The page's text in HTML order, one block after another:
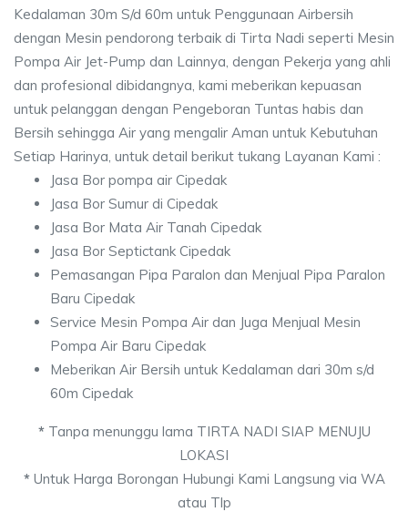
Kedalaman 30m S/d 60m untuk Penggunaan Airbersih
dengan Mesin pendorong terbaik di Tirta Nadi seperti Mesin
Pompa Air Jet-Pump dan Lainnya, dengan Pekerja yang ahli
dan profesional dibidangnya, kami meberikan kepuasan
untuk pelanggan dengan Pengeboran Tuntas habis dan
Bersih sehingga Air yang mengalir Aman untuk Kebutuhan
Setiap Harinya, untuk detail berikut tukang Layanan Kami :
Jasa Bor pompa air Cipedak
Jasa Bor Sumur di Cipedak
Jasa Bor Mata Air Tanah Cipedak
Jasa Bor Septictank Cipedak
Pemasangan Pipa Paralon dan Menjual Pipa Paralon
Baru Cipedak
Service Mesin Pompa Air dan Juga Menjual Mesin
Pompa Air Baru Cipedak
Meberikan Air Bersih untuk Kedalaman dari 30m s/d
60m Cipedak
*Tanpa menunggu lama TIRTA NADI SIAP MENUJU
LOKASI
*Untuk Harga Borongan Hubungi Kami Langsung via WA
atau Tlp